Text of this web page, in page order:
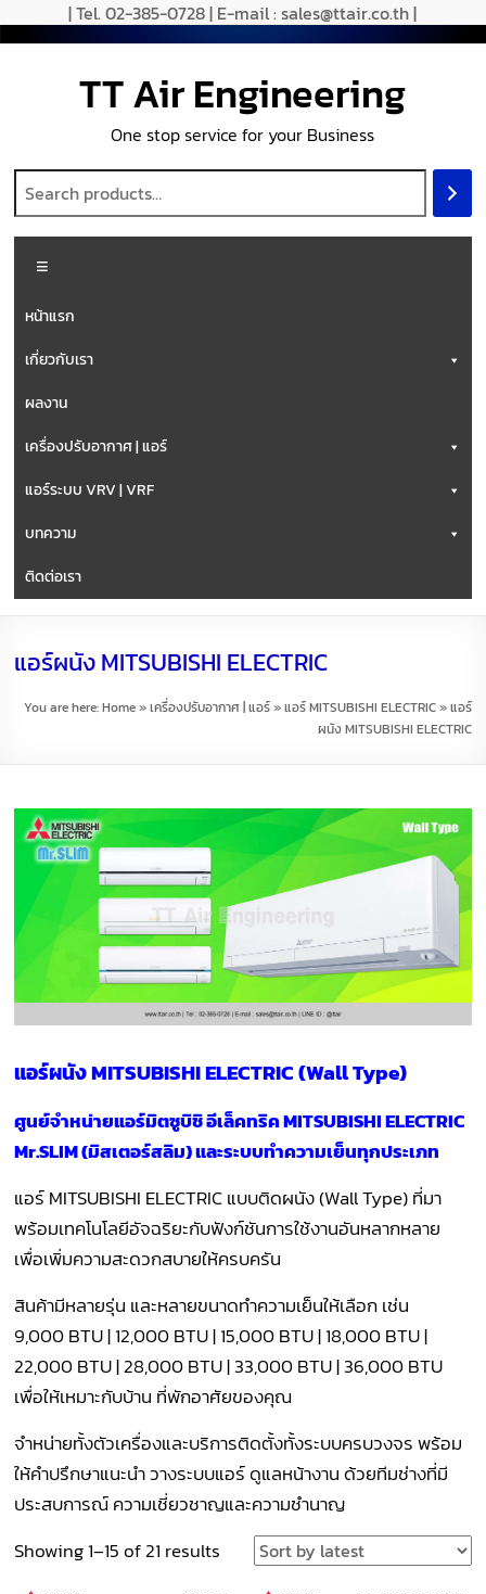
to
| Tel. 02-385-0728 | E-mail : sales@ttair.co.th |
TT Air Engineering
One stop service for your Business
หน้าแรก
เกี่ยวกับเรา
ผลงาน
เครื่องปรับอากาศ | แอร์
แอร์ระบบ VRV | VRF
บทความ
ติดต่อเรา
แอร์ผนัง MITSUBISHI ELECTRIC
You are here:Home»เครื่องปรับอากาศ | แอร์»แอร์ MITSUBISHI ELECTRIC»แอร์
ผนัง MITSUBISHI ELECTRIC
แอร์ผนัง MITSUBISHI ELECTRIC (Wall Type)
ศูนย์จำหน่ายแอร์มิตซูบิชิ อีเล็คทริค MITSUBISHI ELECTRIC
Mr.SLIM (มิสเตอร์สลิม) และระบบทำความเย็นทุกประเภท
แอร์ MITSUBISHI ELECTRIC แบบติดผนัง (Wall Type) ที่มา
พร้อมเทคโนโลยีอัจฉริยะกับฟังก์ชันการใช้งานอันหลากหลาย
เพื่อเพิ่มความสะดวกสบายให้ครบครัน
สินค้ามีหลายรุ่น และหลายขนาดทำความเย็นให้เลือก เช่น
9,000 BTU | 12,000 BTU | 15,000 BTU | 18,000 BTU |
22,000 BTU | 28,000 BTU | 33,000 BTU | 36,000 BTU
เพื่อให้เหมาะกับบ้าน ที่พักอาศัยของคุณ
จำหน่ายทั้งตัวเครื่องและบริการติดตั้งทั้งระบบครบวงจร พร้อม
ให้คำปรึกษาแนะนำ วางระบบแอร์ ดูแลหน้างาน ด้วยทีมช่างที่มี
ประสบการณ์ ความเชี่ยวชาญและความชำนาญ
Showing 1–15 of 21 results Sorted